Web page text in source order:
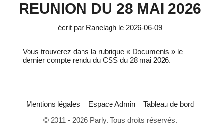
REUNION DU 28 MAI 2026
écrit par Ranelagh le 2026-06-09
Vous trouverez dans la rubrique « Documents » le
dernier compte rendu du CSS du 28 mai 2026.
Mentions légales Espace Admin
Tableau de bord
© 2011 - 2026 Parly. Tous droits réservés.